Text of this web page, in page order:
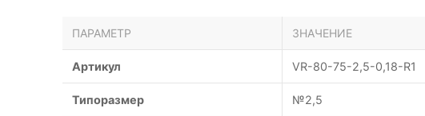
ПАРАМЕТР ЗНАЧЕНИЕ
Артикул VR-80-75-2,5-0,18-R1
Типоразмер №2,5